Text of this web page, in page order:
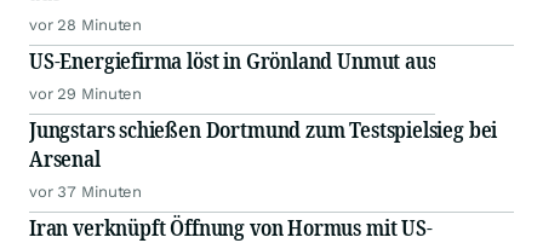
vor 28 Minuten
US-Energiefirma löst in Grönland Unmut aus
vor 29 Minuten
Jungstars schießen Dortmund zum Testspielsieg bei
Arsenal
vor 37 Minuten
Iran verknüpft Öffnung von Hormus mit US-